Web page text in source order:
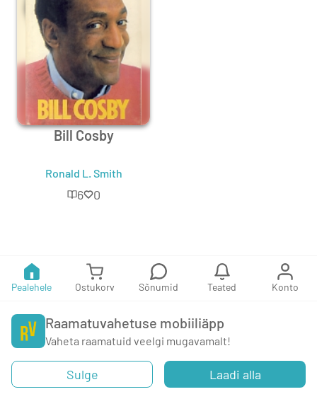
Bill Cosby
Ronald L. Smith
6 0
Pealehele Ostukorv Sõnumid Teated Konto
Raamatuvahetuse mobiiliäpp
Vaheta raamatuid veelgi mugavamalt!
Sulge Laadi alla